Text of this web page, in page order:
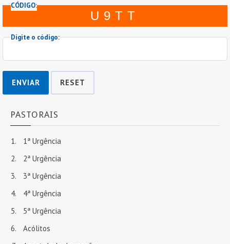
CÓDIGO:
U9TT
Digite o código:
ENVIAR RESET
PASTORAIS
1ª Urgência
2ª Urgência
3ª Urgência
4ª Urgência
5ª Urgência
Acólitos